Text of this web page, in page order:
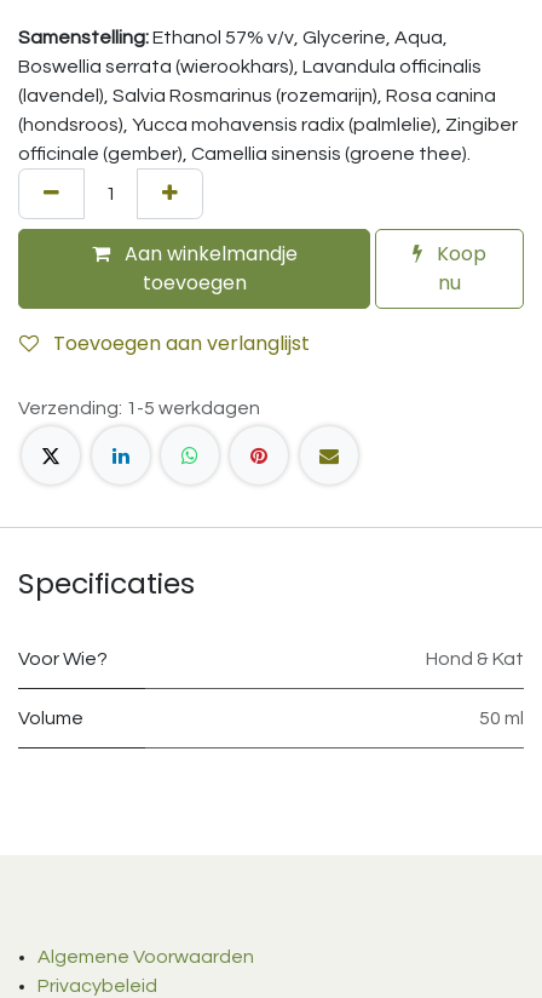
Samenstelling:Ethanol 57% v/v, Glycerine, Aqua,
Boswellia serrata (wierookhars), Lavandula officinalis
(lavendel), Salvia Rosmarinus (rozemarijn), Rosa canina
(hondsroos), Yucca mohavensis radix (palmlelie), Zingiber
officinale (gember), Camellia sinensis (groene thee).
Aan winkelmandje
toevoegen
Koop
nu
Toevoegen aan verlanglijst
Verzending: 1-5 werkdagen
Specificaties
Voor Wie? Hond & Kat
Volume 50 ml
Algemene Voorwaarden
Privacybeleid